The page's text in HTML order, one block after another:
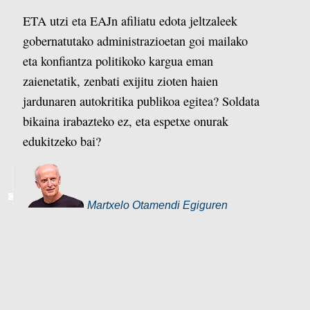
ETA utzi eta EAJn afiliatu edota jeltzaleek
gobernatutako administrazioetan goi mailako
eta konfiantza politikoko kargua eman
zaienetatik, zenbati exijitu zioten haien
jardunaren autokritika publikoa egitea? Soldata
bikaina irabazteko ez, eta espetxe onurak
edukitzeko bai?
Martxelo Otamendi Egiguren